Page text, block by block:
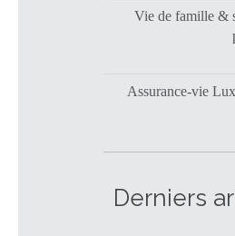
Vie de famille &
Assurance-vie
Derniers